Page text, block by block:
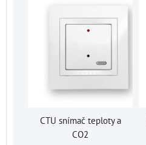
CTU snímač teploty a
CO2